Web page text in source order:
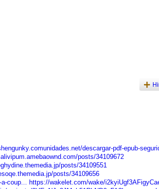
descargar-pdf-epub-
posts/34109672
posts/34109551
posts/34109656
coup... https://wakelet.com/wake/